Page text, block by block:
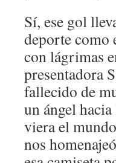
Sí, ese gol
deporte como
con lágrimas
presentadora
fallecido de
un ángel
viera el
nos